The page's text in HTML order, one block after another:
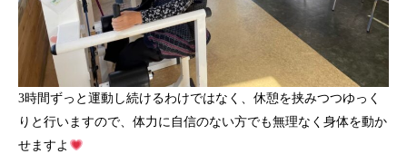
3時間ずっと運動し続けるわけではなく、休憩を挟みつつゆっく
りと行いますので、体力に自信のない方でも無理なく身体を動か
せますよ